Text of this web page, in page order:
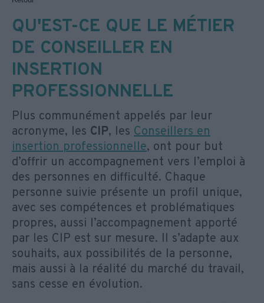
QU'EST-CE QUE LE MÉTIER
DE CONSEILLER EN
INSERTION
PROFESSIONNELLE
Plus communément appelés par leur
acronyme, les CIP, les Conseillers en
insertion professionnelle, ont pour but
d’offrir un accompagnement vers l’emploi à
des personnes en difficulté. Chaque
personne suivie présente un profil unique,
avec ses compétences et problématiques
propres, aussi l’accompagnement apporté
par les CIP est sur mesure. Il s’adapte aux
souhaits, aux possibilités de la personne,
mais aussi à la réalité du marché du travail,
sans cesse en évolution.